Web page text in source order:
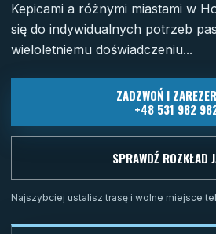
Kepicami a różnymi miastami w
się do indywidualnych potrzeb
wieloletniemu doświadczeniu...
ZADZWOŃ I
+48 531 982
SPRAWDŹ ROZKŁAD
Najszybciej ustalisz trasę i wolne miejsce